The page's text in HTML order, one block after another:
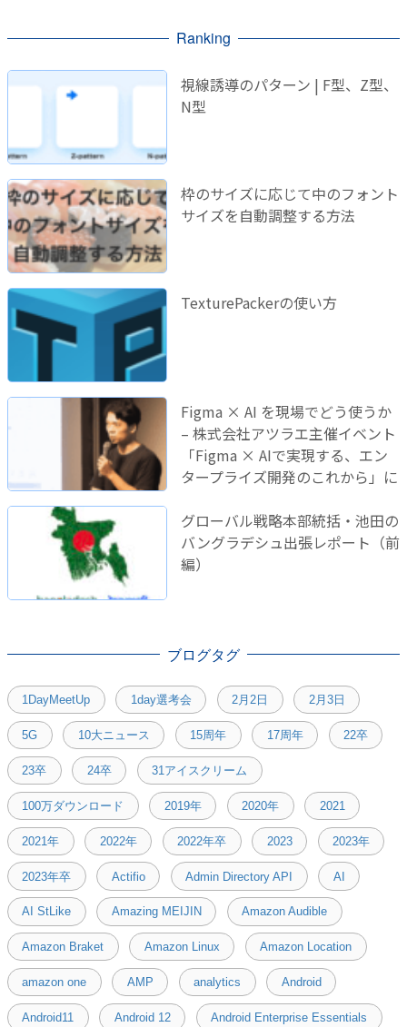
Ranking
視線誘導のパターン | F型、Z型、
N型
枠のサイズに応じて中のフォント
サイズを自動調整する方法
TexturePackerの使い方
Figma × AI を現場でどう使うか
– 株式会社アツラエ主催イベント
「Figma × AIで実現する、エン
タープライズ開発のこれから」に
グローバル戦略本部統括・池田の
バングラデシュ出張レポート（前
編）
ブログタグ
1DayMeetUp 1day選考会 2月2日 2月3日
5G 10大ニュース 15周年 17周年 22卒
23卒 24卒 31アイスクリーム
100万ダウンロード 2019年 2020年 2021
2021年 2022年 2022年卒 2023 2023年
2023年卒 Actifio Admin Directory API AI
AI StLike Amazing MEIJIN Amazon Audible
Amazon Braket Amazon Linux Amazon Location
amazon one AMP analytics Android
Android11 Android 12 Android Enterprise Essentials